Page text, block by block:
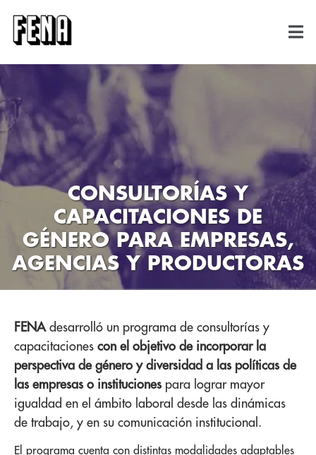
CONSULTORÍAS Y
CAPACITACIONES DE
GÉNERO PARA EMPRESAS,
AGENCIAS Y PRODUCTORAS
FENA desarrolló un programa de consultorías y
capacitaciones con el objetivo de incorporar la
perspectiva de género y diversidad a las políticas de
las empresas o institucionespara lograr mayor
igualdad en el ámbito laboral desde las dinámicas
de trabajo, y en su comunicación institucional.
El programa cuenta con distintas modalidades adaptables